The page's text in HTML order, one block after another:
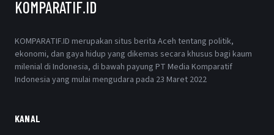
KOMPARATIF.ID
KOMPARATIF.ID merupakan situs berita Aceh tentang politik,
ekonomi, dan gaya hidup yang dikemas secara khusus bagi kaum
milenial di Indonesia, di bawah payung PT Media Komparatif
Indonesia yang mulai mengudara pada 23 Maret 2022
KANAL